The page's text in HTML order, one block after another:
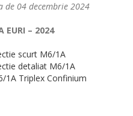
de 04 decembrie 2024
EURI – 2024
scurt M6/1A
detaliat M6/1A
1A Triplex Confinium